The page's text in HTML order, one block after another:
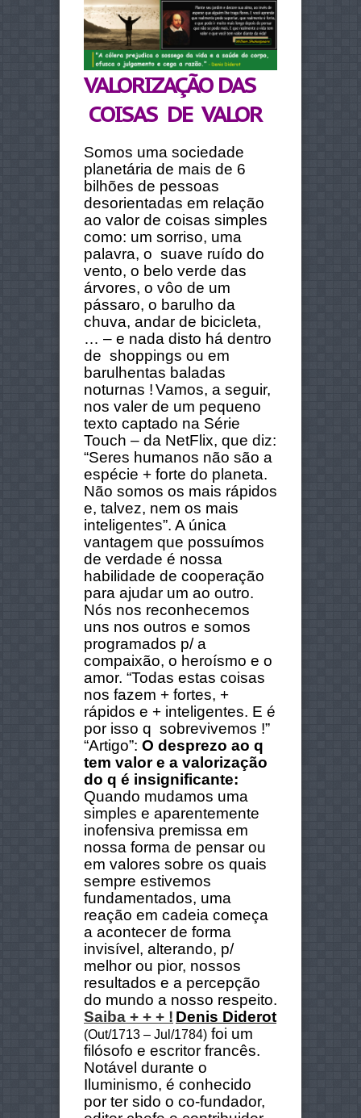
VALORIZAÇÃO DAS
COISAS DE VALOR
Somos uma sociedade
planetária de mais de 6
bilhões de pessoas
desorientadas em relação
ao valor de coisas simples
como: um sorriso, uma
palavra, o suave ruído do
vento, o belo verde das
árvores, o vôo de um
pássaro, o barulho da
chuva, andar de bicicleta,
… – e nada disto há dentro
de shoppings ou em
barulhentas baladas
noturnas !Vamos, a seguir,
nos valer de um pequeno
texto captado na Série
Touch – da NetFlix, que diz:
“Seres humanos não são a
espécie + forte do planeta.
Não somos os mais rápidos
e, talvez, nem os mais
inteligentes”. A única
vantagem que possuímos
de verdade é nossa
habilidade de cooperação
para ajudar um ao outro.
Nós nos reconhecemos
uns nos outros e somos
programados p/ a
compaixão, o heroísmo e o
amor. “Todas estas coisas
nos fazem + fortes, +
rápidos e + inteligentes. E é
por isso q sobrevivemos !”
“Artigo”: O desprezo ao q
tem valor e a valorização
do q é insignificante:
Quando mudamos uma
simples e aparentemente
inofensiva premissa em
nossa forma de pensar ou
em valores sobre os quais
sempre estivemos
fundamentados, uma
reação em cadeia começa
a acontecer de forma
invisível, alterando, p/
melhor ou pior, nossos
resultados e a percepção
do mundo a nosso respeito.
Saiba + + + ! Denis Diderot
(Out/1713 – Jul/1784) foi um
filósofo e escritor francês.
Notável durante o
Iluminismo, é conhecido
por ter sido o co-fundador,